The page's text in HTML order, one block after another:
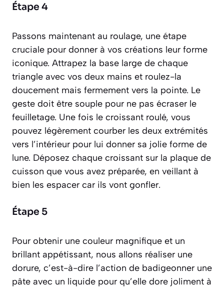
Étape 4
Passons maintenant au roulage, une étape
cruciale pour donner à vos créations leur forme
iconique. Attrapez la base large de chaque
triangle avec vos deux mains et roulez-la
doucement mais fermement vers la pointe. Le
geste doit être souple pour ne pas écraser le
feuilletage. Une fois le croissant roulé, vous
pouvez légèrement courber les deux extrémités
vers l’intérieur pour lui donner sa jolie forme de
lune. Déposez chaque croissant sur la plaque de
cuisson que vous avez préparée, en veillant à
bien les espacer car ils vont gonfler.
Étape 5
Pour obtenir une couleur magnifique et un
brillant appétissant, nous allons réaliser une
dorure, c’est-à-dire l’action de badigeonner une
pâte avec un liquide pour qu’elle dore joliment à